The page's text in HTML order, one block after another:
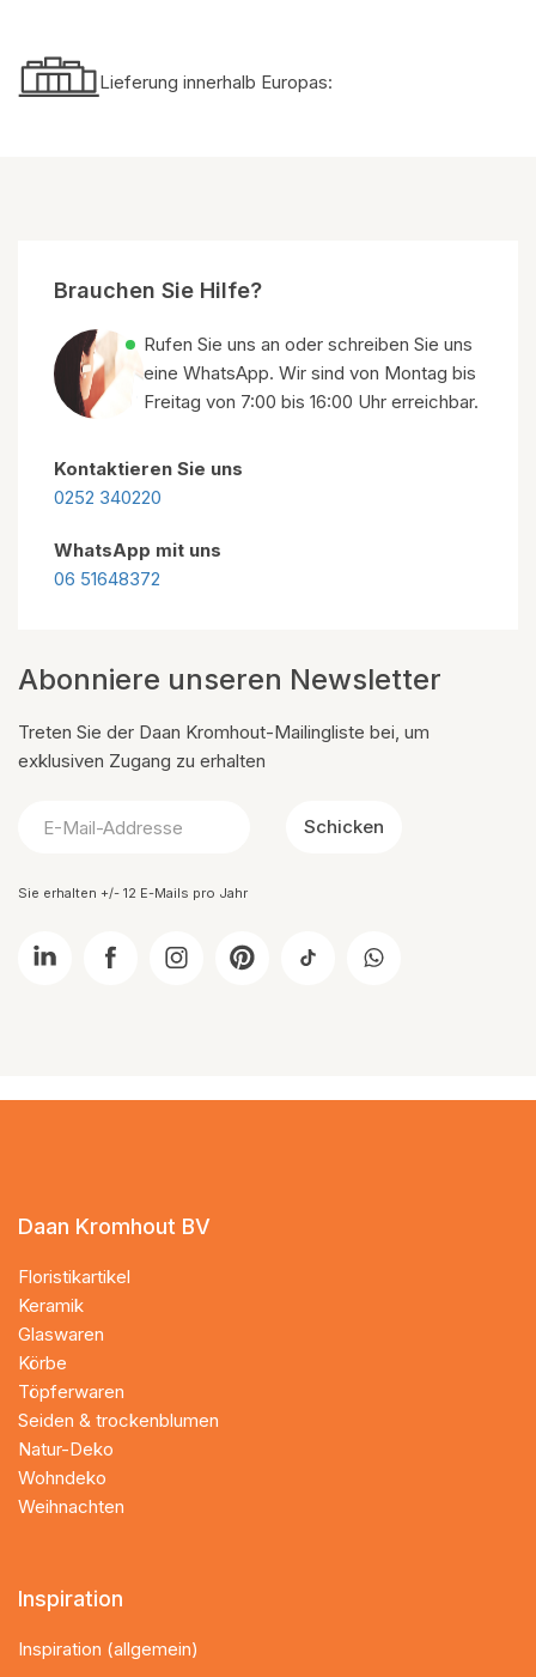
Lieferung innerhalb Europas:
Brauchen Sie Hilfe?
Rufen Sie uns an oder schreiben Sie uns
eine WhatsApp. Wir sind von Montag bis
Freitag von 7:00 bis 16:00 Uhr erreichbar.
Kontaktieren Sie uns
0252 340220
WhatsApp mit uns
06 51648372
Abonniere unseren Newsletter
Treten Sie der Daan Kromhout-Mailingliste bei, um
exklusiven Zugang zu erhalten
Schicken
Sie erhalten +/- 12 E-Mails pro Jahr
Daan Kromhout BV
Floristikartikel
Keramik
Glaswaren
Körbe
Töpferwaren
Seiden & trockenblumen
Natur-Deko
Wohndeko
Weihnachten
Inspiration
Inspiration (allgemein)